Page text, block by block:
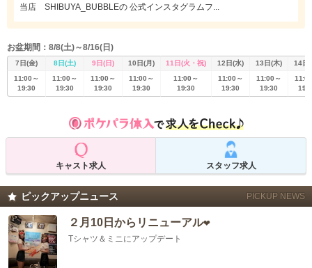
当店 SHIBUYA_BUBBLEの 公式インスタグラムフ...
お盆期間：8/8(土)～8/16(日)
7日(金) 8日(土) 9日(日) 10日(月) 11日(火・祝) 12日(水) 13日(木)
14日
11:00～
19:30
11:00～
19:30
11:00～
19:30
11:00～
19:30
11:00～
19:30
11:00～
19:30
11:00～
19:30
キャスト求人 スタッフ求人
ピックアップニュース PICKUP NEWS
２月10日からリニューアル❤️
Tシャツ＆ミニにアップデート